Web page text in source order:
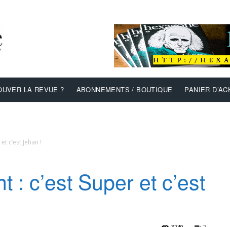
LA REVUE ? ABONNEMENTS / BOUTIQUE PANIER
c’est Jehan !
: c’est Super et c’est